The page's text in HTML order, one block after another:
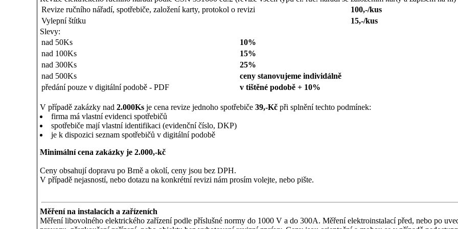
Revize ručního nářadí, spotřebiče, založení karty, protokol o revizi
100,-/kus
Vylepní štítku
15,-/kus
Slevy:
nad 50Ks
10%
nad 100Ks
15%
nad 300Ks
25%
nad 500Ks
ceny stanovujeme individálně
předání pouze v digitální podobě - PDF
v tištěné podobě + 10%
V případě zakázky nad 2.000Ks je cena revize jednoho spotřebiče 39,-Kč při splnění techto podmínek:
firma má vlastní evidenci spotřebičů
spotřebiče mají vlastní identifikaci (evidenční číslo, DKP)
je k dispozici seznam spotřebičů v digitální podobě
Minimální cena zakázky je 2.000,-kč
Ceny obsahují dopravu po Brně a okolí, ceny jsou bez DPH.
V případě nejasností, nebo dotazu na konkrétní revizi nám prosím volejte, nebo pište.
Měření na instalacích a zařízeních
Měření libovolného elektrického zařízení podle příslušné normy do 1000 V a do 300A. Měření elektroinstalací před, nebo po